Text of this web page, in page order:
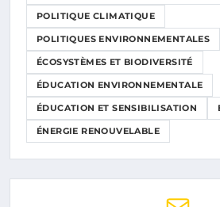
POLITIQUE CLIMATIQUE
POLITIQUES ENVIRONNEMENTALES
ÉCOSYSTÈMES ET BIODIVERSITÉ
ÉDUCATION ENVIRONNEMENTALE
ÉDUCATION ET SENSIBILISATION
ÉNERGIE RENOUVELABLE